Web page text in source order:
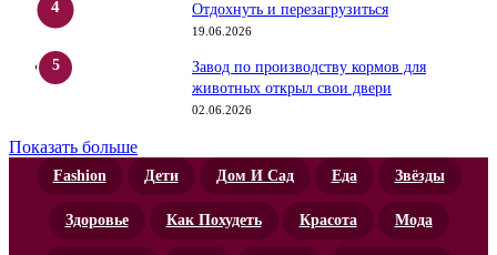
Отдохнуть и перезагрузиться
19.06.2026
Завод по производству кормов для
животных открыл свои двери
02.06.2026
Показать больше
Fashion Дети Дом И Сад Еда Звёзды
Здоровье Как Похудеть Красота Мода